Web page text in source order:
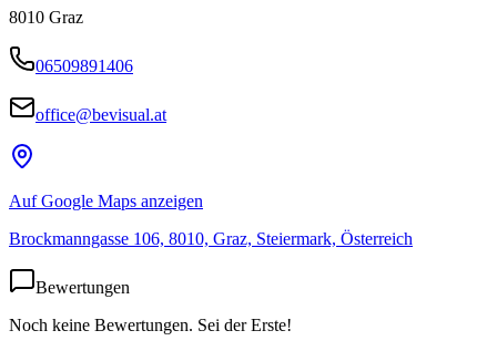
8010 Graz
06509891406
office@bevisual.at
Auf Google Maps anzeigen
Brockmanngasse 106, 8010, Graz, Steiermark, Österreich
Bewertungen
Noch keine Bewertungen. Sei der Erste!